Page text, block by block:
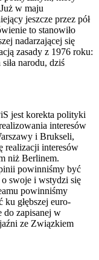
w maju
jeszcze przez pół
to stanowiło
nadarzającej się
zasady z 1976 roku:
narodu, dziś
jest korekta polityki
interesów
i Brukseli,
realizacji interesów
niż Berlinem.
powinniśmy być
swoje i wstydzi się
powinniśmy
ku głębszej euro-
do zapisanej w
ze Związkiem